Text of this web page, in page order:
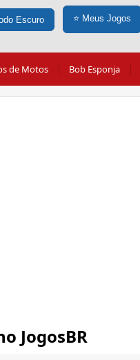
Escuro ⭐ Meus Jogos
de Motos Bob Esponja
JogosBR